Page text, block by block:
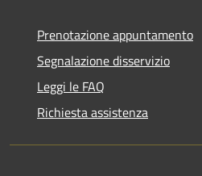
Prenotazione appuntamento
Segnalazione disservizio
Leggi le FAQ
Richiesta assistenza